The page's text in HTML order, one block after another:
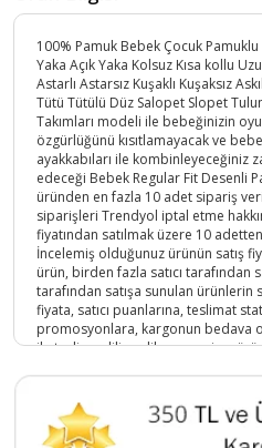
100% Pamuk Bebek Çocuk
Yaka Açık Yaka Kolsuz Kısa kollu
Astarlı Astarsız Kuşaklı Kuşaksız
Tütü Tütülü Düz Salopet Slopet
Takımları modeli ile bebeğinizin
özgürlüğünü kısıtlamayacak ve
ayakkabıları ile kombinleyeceğiniz
edeceği Bebek Regular Fit Desenli
üründen en fazla 10 adet sipariş
siparişleri Trendyol iptal etme
fiyatından satılmak üzere 10
İncelemiş olduğunuz ürünün satış
ürün, birden fazla satıcı tarafından
tarafından satışa sunulan ürünlerin
fiyata, satıcı puanlarına, teslimat
promosyonlara, kargonun bedava
ile teslim edilip edilememesine,
Ürün Kodu :
1873-BabyAnimals159